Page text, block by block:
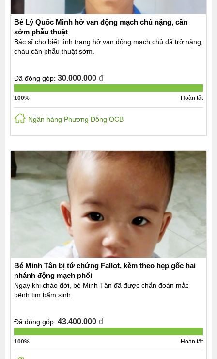
Bé Lý Quốc Minh hở van động mạch chủ nặng, cần
sớm phẫu thuật
Bác sĩ cho biết tình trạng hở van động mạch chủ đã trở nặng,
cháu cần phẫu thuật sớm.
Đã đóng góp: 30.000.000 đ
100% Hoàn tất
Ngân hàng Phương Đông OCB
Bé Minh Tân bị tứ chứng Fallot, kèm theo hẹp gốc hai
nhánh động mạch phổi
Ngay khi chào đời, bé Minh Tân đã được chẩn đoán mắc
bệnh tim bẩm sinh.
Đã đóng góp: 43.400.000 đ
100% Hoàn tất